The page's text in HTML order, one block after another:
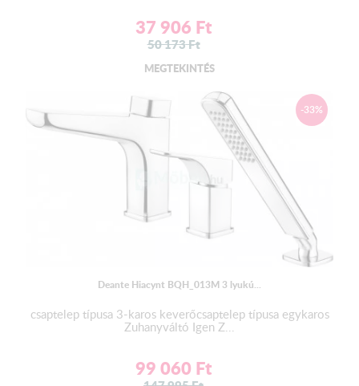
37 906 Ft
50 173Ft
MEGTEKINTÉS
-33%
Deante Hiacynt BQH_013M 3 lyukú...
csaptelep típusa 3-karos keverőcsaptelep típusa egykaros
Zuhanyváltó Igen Z...
99 060 Ft